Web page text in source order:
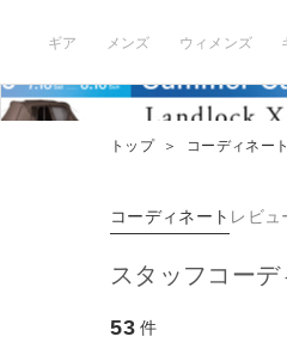
ギア メンズ ウィメンズ
トップ ＞ コーディネー
コーディネート レビュ
スタッフコーデ
53 件